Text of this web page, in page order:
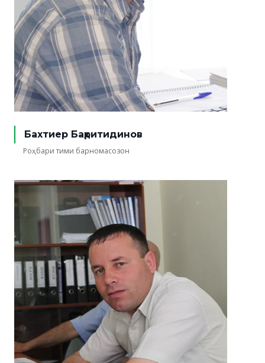
Бахтиер Баҳритидинов
Роҳбари тими барномасозон